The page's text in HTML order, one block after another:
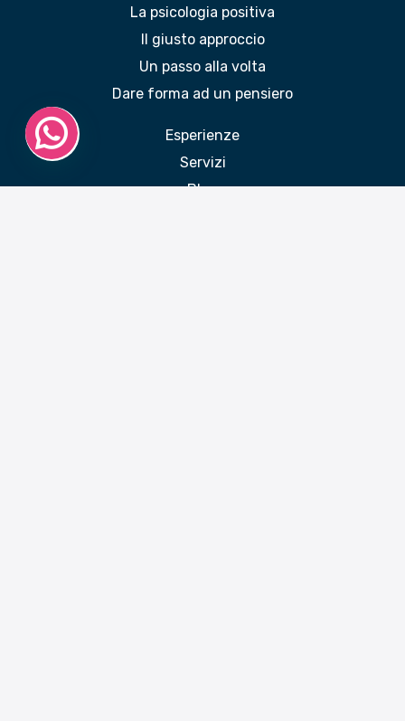
La psicologia positiva
Il giusto approccio
Un passo alla volta
Dare forma ad un pensiero
Esperienze
Servizi
Blog